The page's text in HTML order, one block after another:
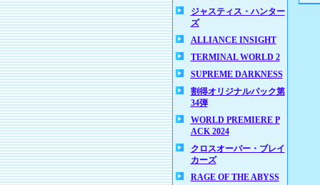
ジャスティス・ハンター
ズ
ALLIANCE INSIGHT
TERMINAL WORLD 2
SUPREME DARKNESS
割得オリジナルパック第
34弾
WORLD PREMIERE P
ACK 2024
クロスオーバー・ブレイ
カーズ
RAGE OF THE ABYSS